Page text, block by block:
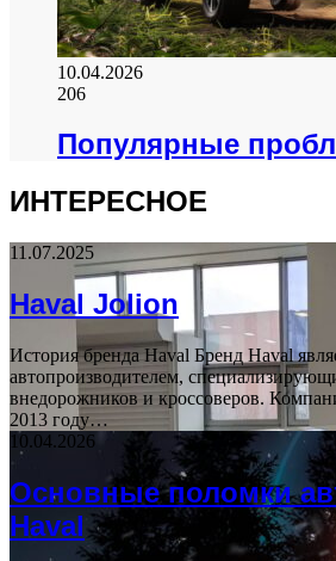
10.04.2026
206
Популярные
ИНТЕРЕСНОЕ
11.07.2025
Haval Jolion
История бренда Haval Бренд Haval
автопроизводителем,
внедорожников и кроссоверов.
2013 году…
10.04.2026
Основные поломки
Haval